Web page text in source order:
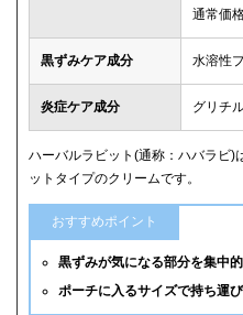
通常価
黒ずみケア成分 水溶性
炎症ケア成分 グリチ
ハーバルラビット(通称：ハバラビ)
ットタイプのクリームです。
おすすめポイント
黒ずみが気になる部分を集中
ポーチに入るサイズで持ち運